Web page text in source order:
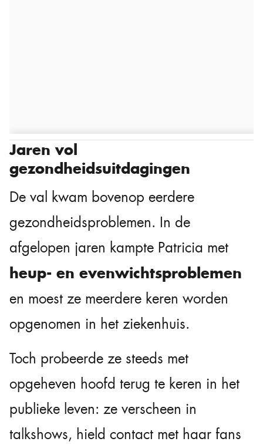
Jaren vol
gezondheidsuitdagingen
De val kwam bovenop eerdere
gezondheidsproblemen. In de
afgelopen jaren kampte Patricia met
heup- en evenwichtsproblemen
en moest ze meerdere keren worden
opgenomen in het ziekenhuis.
Toch probeerde ze steeds met
opgeheven hoofd terug te keren in het
publieke leven: ze verscheen in
talkshows, hield contact met haar fans